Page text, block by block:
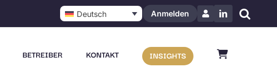
Deutsch Anmelden LinkedIn
BETREIBER KONTAKT INSIGHTS